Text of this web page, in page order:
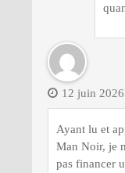
12 juin
Ayant lu et
Man Noir, je
pas financer